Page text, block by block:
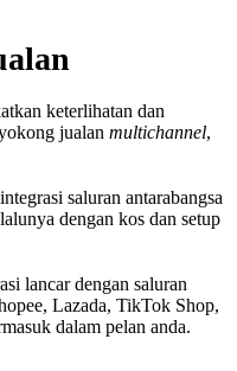
keterlihatan dan
jualan multichannel,
saluran antarabangsa
dengan kos dan setup
lancar dengan saluran
Lazada, TikTok Shop,
dalam pelan anda.